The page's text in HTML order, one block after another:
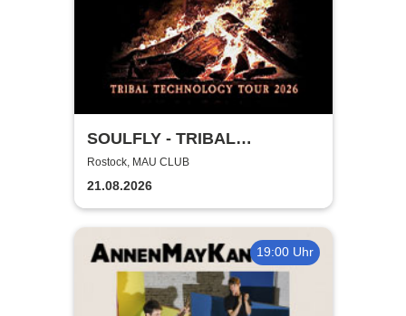
SOULFLY - TRIBAL
TECHNOLOGY TOUR 2026
Rostock, MAU CLUB
21.08.2026
19:00 Uhr